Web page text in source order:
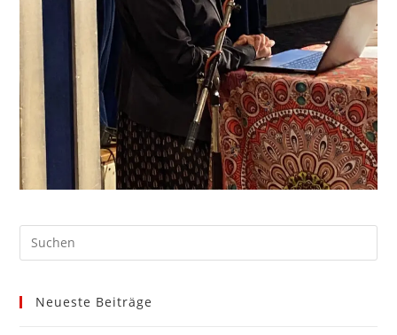
Neueste Beiträge